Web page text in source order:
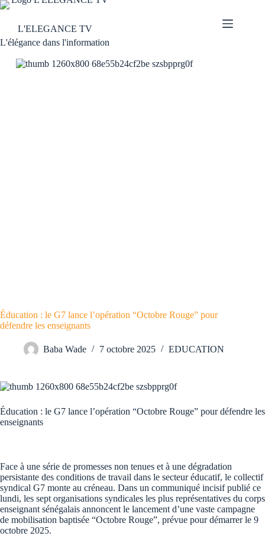
L'ELEGANCE TV
L'élégance dans l'information
Éducation : le G7 lance l’opération “Octobre Rouge” pour
défendre les enseignants
Baba Wade 7 octobre 2025 EDUCATION
Éducation : le G7 lance l’opération “Octobre Rouge” pour défendre les
enseignants
Face à une série de promesses non tenues et à une dégradation
persistante des conditions de travail dans le secteur éducatif, le collectif
syndical G7 monte au créneau. Dans un communiqué incisif publié ce
lundi, les sept organisations syndicales les plus représentatives du corps
enseignant sénégalais annoncent le lancement d’une vaste campagne
de mobilisation baptisée “Octobre Rouge”, prévue pour démarrer le 9
octobre 2025.